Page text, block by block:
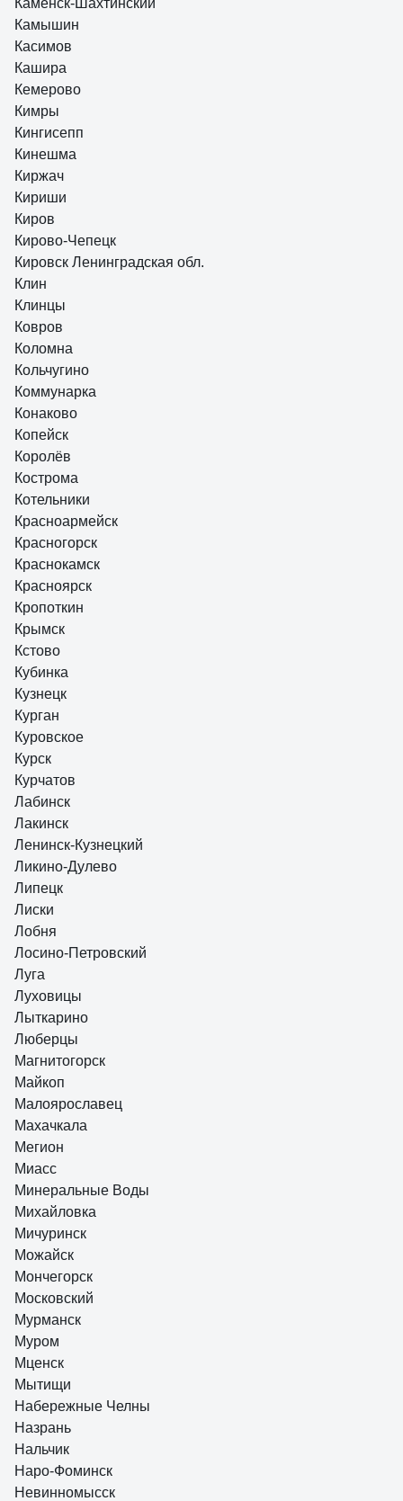
Каменск-Шахтинский
Камышин
Касимов
Кашира
Кемерово
Кимры
Кингисепп
Кинешма
Киржач
Кириши
Киров
Кирово-Чепецк
Кировск Ленинградская обл.
Клин
Клинцы
Ковров
Коломна
Кольчугино
Коммунарка
Конаково
Копейск
Королёв
Кострома
Котельники
Красноармейск
Красногорск
Краснокамск
Красноярск
Кропоткин
Крымск
Кстово
Кубинка
Кузнецк
Курган
Куровское
Курск
Курчатов
Лабинск
Лакинск
Ленинск-Кузнецкий
Ликино-Дулево
Липецк
Лиски
Лобня
Лосино-Петровский
Луга
Луховицы
Лыткарино
Люберцы
Магнитогорск
Майкоп
Малоярославец
Махачкала
Мегион
Миасс
Минеральные Воды
Михайловка
Мичуринск
Можайск
Мончегорск
Московский
Мурманск
Муром
Мценск
Мытищи
Набережные Челны
Назрань
Нальчик
Наро-Фоминск
Невинномысск